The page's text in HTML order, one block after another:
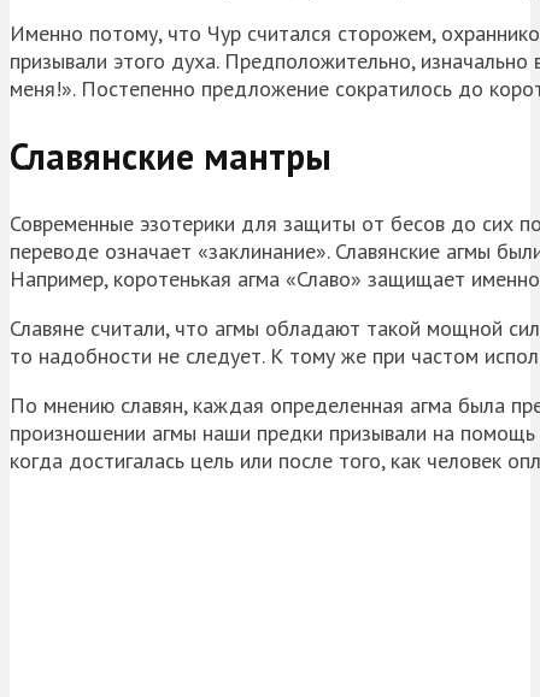
Именно потому, что Чур считался сторожем,
призывали этого духа. Предположительно,
меня!». Постепенно предложение сократилось до
Славянские мантры
Современные эзотерики для защиты от бесов до сих
переводе означает «заклинание». Славянские агмы
Например, коротенькая агма «Славо» защищает
Славяне считали, что агмы обладают такой мощной
то надобности не следует. К тому же при частом
По мнению славян, каждая определенная агма была
произношении агмы наши предки призывали на
когда достигалась цель или после того, как человек